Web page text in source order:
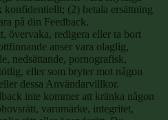
konfidentiellt; (2) betala ersättning
på din Feedback.
övervaka, redigera eller ta bort
anser vara olaglig,
nedsättande, pornografisk,
eller som bryter mot någon
dessa Användarvillkor.
inte kommer att kränka någon
varumärke, integritet,